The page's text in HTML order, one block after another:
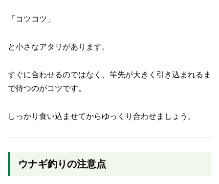
「コツコツ」
と小さなアタリがあります。
すぐに合わせるのではなく、竿先が大きく引き込まれるま
で待つのがコツです。
しっかり食い込ませてからゆっくり合わせましょう。
ウナギ釣りの注意点